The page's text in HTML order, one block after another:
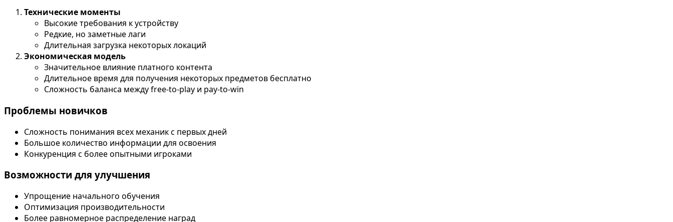
Технические моменты
Высокие требования к устройству
Редкие, но заметные лаги
Длительная загрузка некоторых локаций
Экономическая модель
Значительное влияние платного контента
Длительное время для получения некоторых предметов бесплатно
Сложность баланса между free-to-play и pay-to-win
Проблемы новичков
Сложность понимания всех механик с первых дней
Большое количество информации для освоения
Конкуренция с более опытными игроками
Возможности для улучшения
Упрощение начального обучения
Оптимизация производительности
Более равномерное распределение наград